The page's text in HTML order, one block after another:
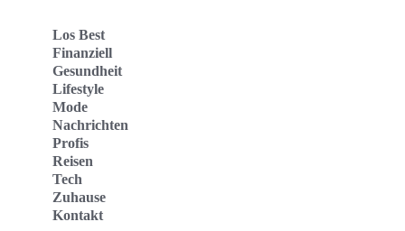
Los Best
Finanziell
Gesundheit
Lifestyle
Mode
Nachrichten
Profis
Reisen
Tech
Zuhause
Kontakt